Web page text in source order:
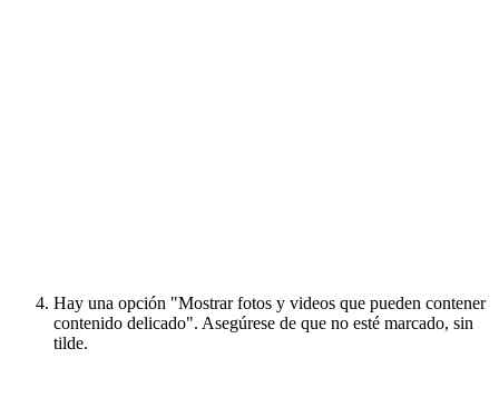
Hay una opción "Mostrar fotos y videos que pueden contener
contenido delicado". Asegúrese de que no esté marcado, sin
tilde.